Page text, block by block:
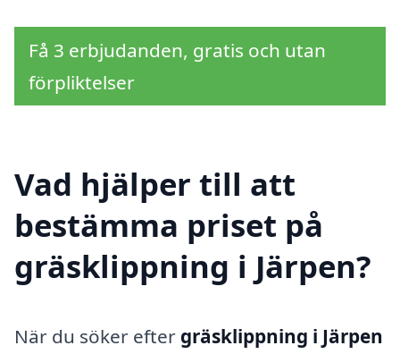
Få 3 erbjudanden, gratis och utan
förpliktelser
Vad hjälper till att
bestämma priset på
gräsklippning i Järpen?
När du söker efter gräsklippning i Järpen